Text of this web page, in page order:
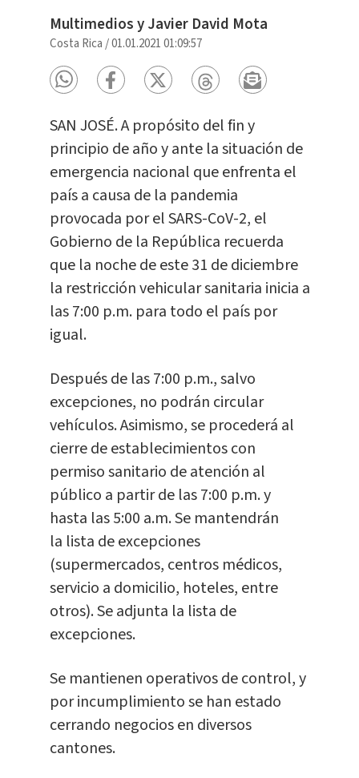
Multimedios y Javier David Mota
Costa Rica /01.01.2021 01:09:57
SAN JOSÉ. A propósito del fin y
principio de año y ante la situación de
emergencia nacional que enfrenta el
país a causa de la pandemia
provocada por el SARS-CoV-2, el
Gobierno de la República recuerda
que la noche de este 31 de diciembre
la restricción vehicular sanitaria inicia a
las 7:00 p.m. para todo el país por
igual.
Después de las 7:00 p.m., salvo
excepciones, no podrán circular
vehículos. Asimismo, se procederá al
cierre de establecimientos con
permiso sanitario de atención al
público a partir de las 7:00 p.m. y
hasta las 5:00 a.m. Se mantendrán
la lista de excepciones
(supermercados, centros médicos,
servicio a domicilio, hoteles, entre
otros). Se adjunta la lista de
excepciones.
Se mantienen operativos de control, y
por incumplimiento se han estado
cerrando negocios en diversos
cantones.